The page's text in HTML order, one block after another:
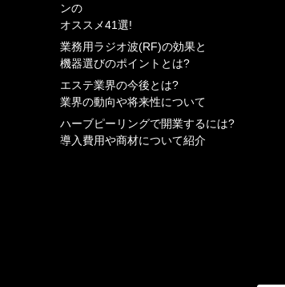
ンの
オススメ41選!
業務⽤ラジオ波(RF)の効果と
機器選びのポイントとは?
エステ業界の今後とは?
業界の動向や将来性について
ハーブピーリングで開業するには?
導⼊費⽤や商材について紹介